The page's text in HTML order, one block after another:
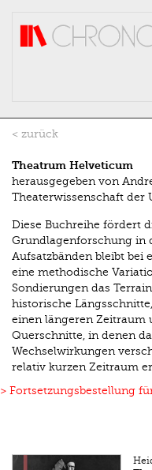
< zurück
Theatrum Helveticum
herausgegeben von
Theaterwissenschaft der
Diese Buchreihe fördert
Grundlagenforschung in
Aufsatzbänden bleibt bei
eine methodische
Sondierungen das
historische
einen längeren Zeitraum
Querschnitte, in denen
Wechselwirkungen
relativ kurzen Zeitraum
> Fortsetzungsbestellung